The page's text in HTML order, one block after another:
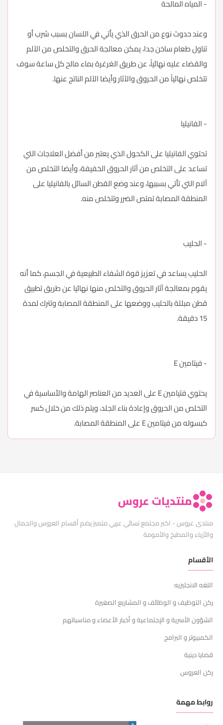
- المياه المالحة
وعند حدوث نوع من الحرق الذي يأتي في اللسان بسبب شرب أو
تناول طعام ساخن جدا، يمكن معالجة الحرق والتخلص من الآلم
والقضاء عليه نهائياً، عن طريق الغرغرة بماء مالح كل ساعة سوف
تتخلص نهائياً من الحروق والآثار وأيضا الآلم الناتج عنها.
- الفانيليا
تحتوي الفانيليا على الكحول الذي يعتبر من أفضل العلاجات التي
تساعد على التخلص من آثار الحروق الخفيفة، وأيضا التخلص من
آلام التي تأتي بسببها، وعند وضع القطن السائل بالفانيليا على
المنطقة المصابة تمتص الضرر وتتخلص منه.
- الحليب
الحليب يساعد في تعزيز قوة الشفاء الطبيعية في الجسم، كما أنه
يقوم بمعالجة آثار الحروق والتخلص منها نهائيا عن طريق تطبيق
قطن مبللة بالحليب ووضعها على المنطقة المصابة وتترك لمدة
15 دقيقة.
- فيتامين E
يحتوي فتيامين E على العديد من العناصر الهامة والأساسية في
التخلص من الحروق وإعادة بناء الجلد، ويتم ذلك من خلال كسر
كبسوله من فيتامين E على المنطقة المصابة.
منتديات عروس
منتدى عروس - اكبر مجتمع نسائي عربي متميز يضم أقسام العروس والجمال
والأزياء والمطبخ والأمومة
الأقسام
اللغه الانجليزيه
ركن التوظيف و الوظائف و المشاريع الصغيرة
الشؤون الأسرية و الإجتماعية و أخبار الأعضاء و مناسباتهم
الكمبيوتر و البرامج
قضايا دينية
ركن العروس
روابط مهمة